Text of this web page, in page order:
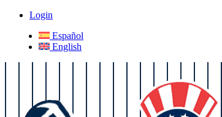
Login
Español
English